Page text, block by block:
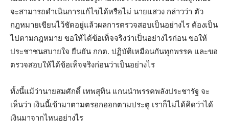
จะสามารถดำเนินการแก้ไขได้หรือไม่ นายแสวง กล่าวว่า ตัว
กฎหมายเขียนไว้ชัดอยู่แล้วผลการตรวจสอบเป็นอย่างไร ต้องเป็น
ไปตามกฎหมาย ขอให้ได้ข้อเท็จจริงว่าเป็นอย่างไรก่อน ขอให้
ประชาชนสบายใจ ยืนยัน กกต. ปฏิบัติเหมือนกันทุกพรรค และขอ
ตรวจสอบให้ได้ข้อเท็จจริงก่อนว่าเป็นอย่างไร
ทั้งนี้แม้ว่านายสมศักดิ์ เทพสุทิน แกนนำพรรคพลังประชารัฐ จะ
เห็นว่า เงินนี้เข้ามาตามตรอกออกตามประตู เราก็ไม่ได้คิดว่าได้
เงินมาจากไหนอย่างไร